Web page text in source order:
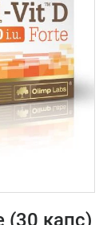
(30 капс)